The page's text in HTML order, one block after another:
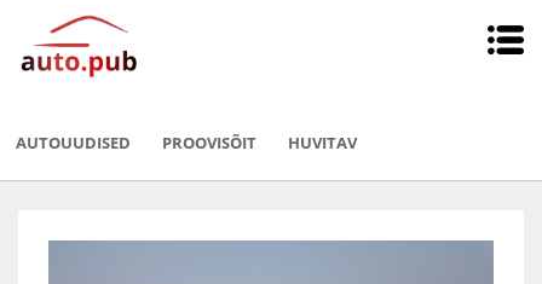
AUTOUUDISED PROOVISÕIT HUVITAV